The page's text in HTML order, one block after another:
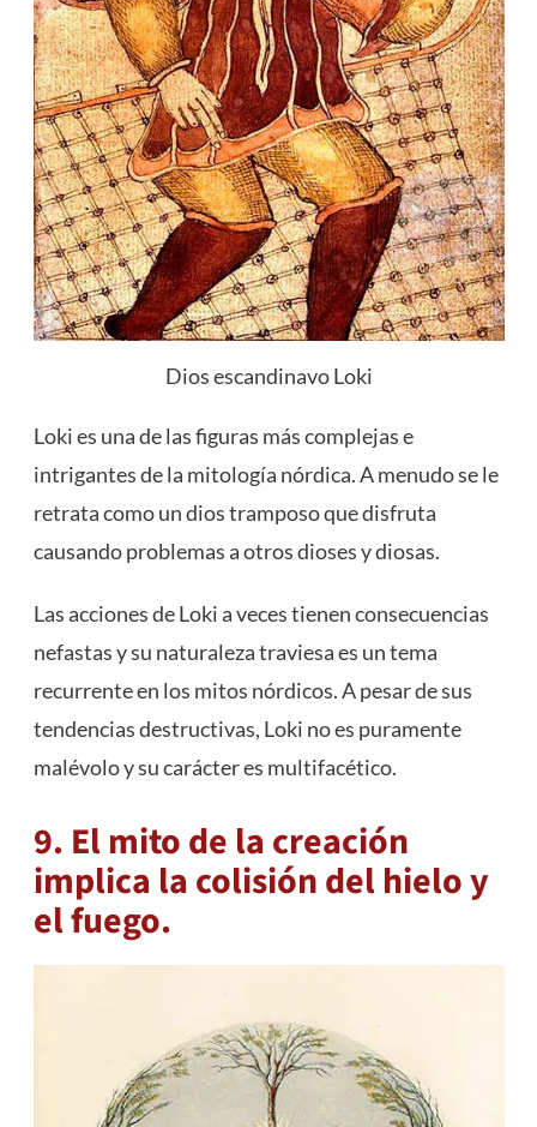
Dios escandinavo Loki
Loki es una de las figuras más complejas e
intrigantes de la mitología nórdica. A menudo se le
retrata como un dios tramposo que disfruta
causando problemas a otros dioses y diosas.
Las acciones de Loki a veces tienen consecuencias
nefastas y su naturaleza traviesa es un tema
recurrente en los mitos nórdicos. A pesar de sus
tendencias destructivas, Loki no es puramente
malévolo y su carácter es multifacético.
9. El mito de la creación
implica la colisión del hielo y
el fuego.